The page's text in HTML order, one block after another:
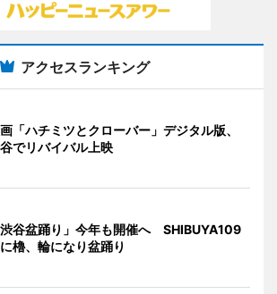
アクセスランキング
「ハチミツとクローバー」デジタル版、
でリバイバル上映
渋谷盆踊り」今年も開催へ SHIBUYA109
櫓、輪になり盆踊り